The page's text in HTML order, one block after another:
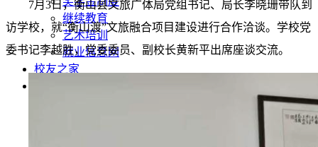
继续教育
艺术培训
就业信息网
校友之家
7月3日，衡山县文旅广体局党组书记、局长李晓珊带队到
访学校，就“衡山渡”文旅融合项目建设进行合作洽谈。学校党
委书记李越胜，党委委员、副校长黄新平出席座谈交流。